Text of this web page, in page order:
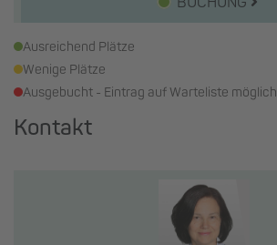
Ausreichend Plätze
Wenige Plätze
Ausgebucht - Eintrag auf Warteliste möglich
Kontakt